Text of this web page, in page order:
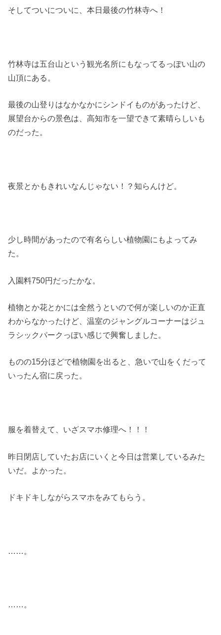
そしてついについに、本日最後の竹林寺へ！
竹林寺は五台山という観光名所にもなってるっぽい山の
山頂にある。
最後の山登りはなかなかにシンドイものがあったけど、
展望台からの景色は、高知市を一望できて素晴らしいも
のだった。
夜景とかもきれいなんじゃない！？知らんけど。
少し時間があったので有名らしい植物園にもよってみ
た。
入園料750円だったかな。
植物とか花とかには全然うといので何が楽しいのか正直
わからなかったけど、温室のジャングルコーナーはジュ
ラシックパークっぽい感じで興奮しました。
ものの15分ほどで植物園を出ると、急いで山をくだって
いったん宿に戻った。
服を着替えて、いざスマホ修理へ！！！
昨日閉店していたお店にいくと今日は営業しているみた
いだ。よかった。
ドキドキしながらスマホをみてもらう。
……。